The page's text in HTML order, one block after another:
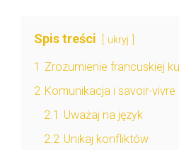
Spis treści ukryj
1 Zrozumienie francuskiej
2 Komunikacja i savoir-vivre
2.1 Uważaj na język
2.2 Unikaj konfliktów